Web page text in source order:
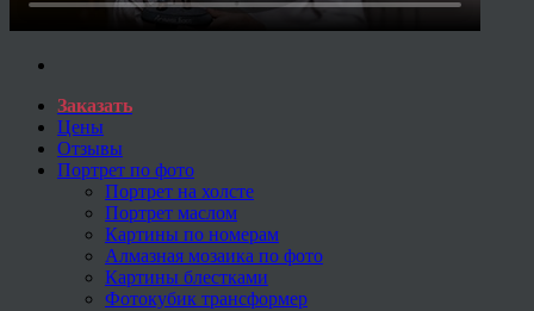
Заказать
Цены
Отзывы
Портрет по фото
Портрет на холсте
Портрет маслом
Картины по номерам
Алмазная мозаика по фото
Картины блестками
Фотокубик трансформер